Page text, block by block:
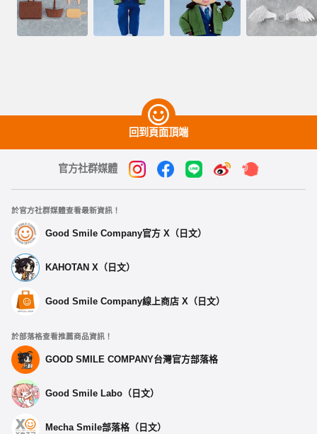
回到頁面頂端
官方社群媒體
於官方社群媒體查看最新資訊！
Good Smile Company官方 X（日文）
KAHOTAN X（日文）
Good Smile Company線上商店 X（日文）
於部落格查看推薦商品資訊！
GOOD SMILE COMPANY台灣官方部落格
Good Smile Labo（日文）
Mecha Smile部落格（日文）